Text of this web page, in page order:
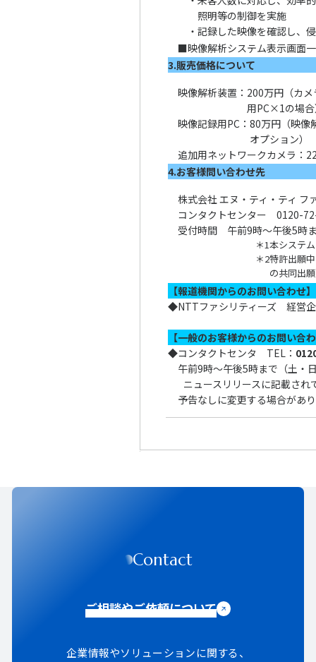
照明等の制御を実施
・記録した映像を確認し、
■映像解析システム表示画面
3.販売価格について
映像解析装置： 200万円（カ
用PC×1の場
映像記録用PC：80万円（映像
オプション）
追加用ネットワークカメラ：
4.お客様問い合わせ先
株式会社 エヌ・ティ・ティ フ
コンタクトセンター 0120-
受付時間 午前9時～午後5時
＊1本システ
＊2特許出願
の共同出
【報道機関からのお問い合わせ】
◆NTTファシリティーズ 経営
【一般のお客様からのお問い合
◆コンタクトセンタ TEL：
午前9時～午後5時まで（土・
ニュースリリースに記載さ
予告なしに変更する場合があ
Contact
ご相談やご依頼について
企業情報やソリューションに関する、